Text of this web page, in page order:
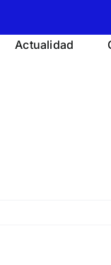
Actualidad